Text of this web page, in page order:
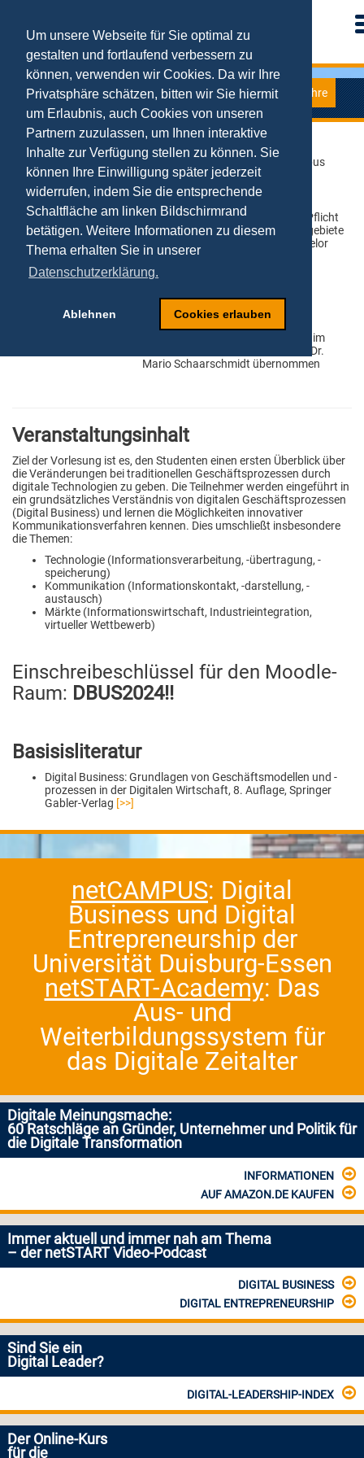
Um unsere Webseite für Sie optimal zu
gestalten und fortlaufend verbessern zu
können, verwenden wir Cookies. Da wir Ihre
Privatsphäre schätzen, bitten wir Sie hiermit
um Erlaubnis, auch Cookies von unseren
Partnern zuzulassen, um Ihnen interaktive
Inhalte zur Verfügung stellen zu können. Sie
können Ihre Einwilligung später jederzeit
widerrufen, indem Sie die entsprechende
Schaltfläche am linken Bildschirmrand
betätigen. Weitere Informationen zu diesem
Thema erhalten Sie in unserer
Datenschutzerklärung.
Ablehnen Cookies erlauben
Lehre
Digital Business
Art des Angebots:
Distanzlehre (sonst Vorlesung)
Veranstaltungsort:
Universität Duisburg-Essen, Campus
Essen
Veranstaltungstermin:
Sommersemester
Studienbereich:
Bachelor Wirtschaftsinformatik (Pflicht
als Teil des Moduls "Anwendungsgebiete
der Wirtschaftsinformatik"), Bachelor
BWL und VWL sowie
(WiWi-)Lehramtstudiengänge (als
Einzelveranstaltung; bitte
Modulhandbuch prüfen)
Veranstaltungszeitraum:
08.04.2024-19.07.2024
Das Modul „Digital Business“ wird im
Sommersemester 2024 von Prof. Dr.
Mario Schaarschmidt übernommen
Veranstaltungsinhalt
Ziel der Vorlesung ist es, den Studenten einen ersten Überblick über
die Veränderungen bei traditionellen Geschäftsprozessen durch
digitale Technologien zu geben. Die Teilnehmer werden eingeführt in
ein grundsätzliches Verständnis von digitalen Geschäftsprozessen
(Digital Business) und lernen die Möglichkeiten innovativer
Kommunikationsverfahren kennen. Dies umschließt insbesondere
die Themen:
Technologie (Informationsverarbeitung, -übertragung, -
speicherung)
Kommunikation (Informationskontakt, -darstellung, -
austausch)
Märkte (Informationswirtschaft, Industrieintegration,
virtueller Wettbewerb)
Einschreibeschlüssel für den Moodle-
Raum: DBUS2024!!
Basisisliteratur
Digital Business: Grundlagen von Geschäftsmodellen und -
prozessen in der Digitalen Wirtschaft, 8. Auflage, Springer
Gabler-Verlag [>>]
netCAMPUS: Digital
Business und Digital
Entrepreneurship der
Universität Duisburg-Essen
netSTART-Academy: Das
Aus- und
Weiterbildungssystem für
das Digitale Zeitalter
Digitale Meinungsmache:
60 Ratschläge an Gründer, Unternehmer und Politik für
die Digitale Transformation
INFORMATIONEN
AUF AMAZON.DE KAUFEN
Immer aktuell und immer nah am Thema
– der netSTART Video-Podcast
DIGITAL BUSINESS
DIGITAL ENTREPRENEURSHIP
Sind Sie ein
Digital Leader?
DIGITAL-LEADERSHIP-INDEX
Der Online-Kurs
für die